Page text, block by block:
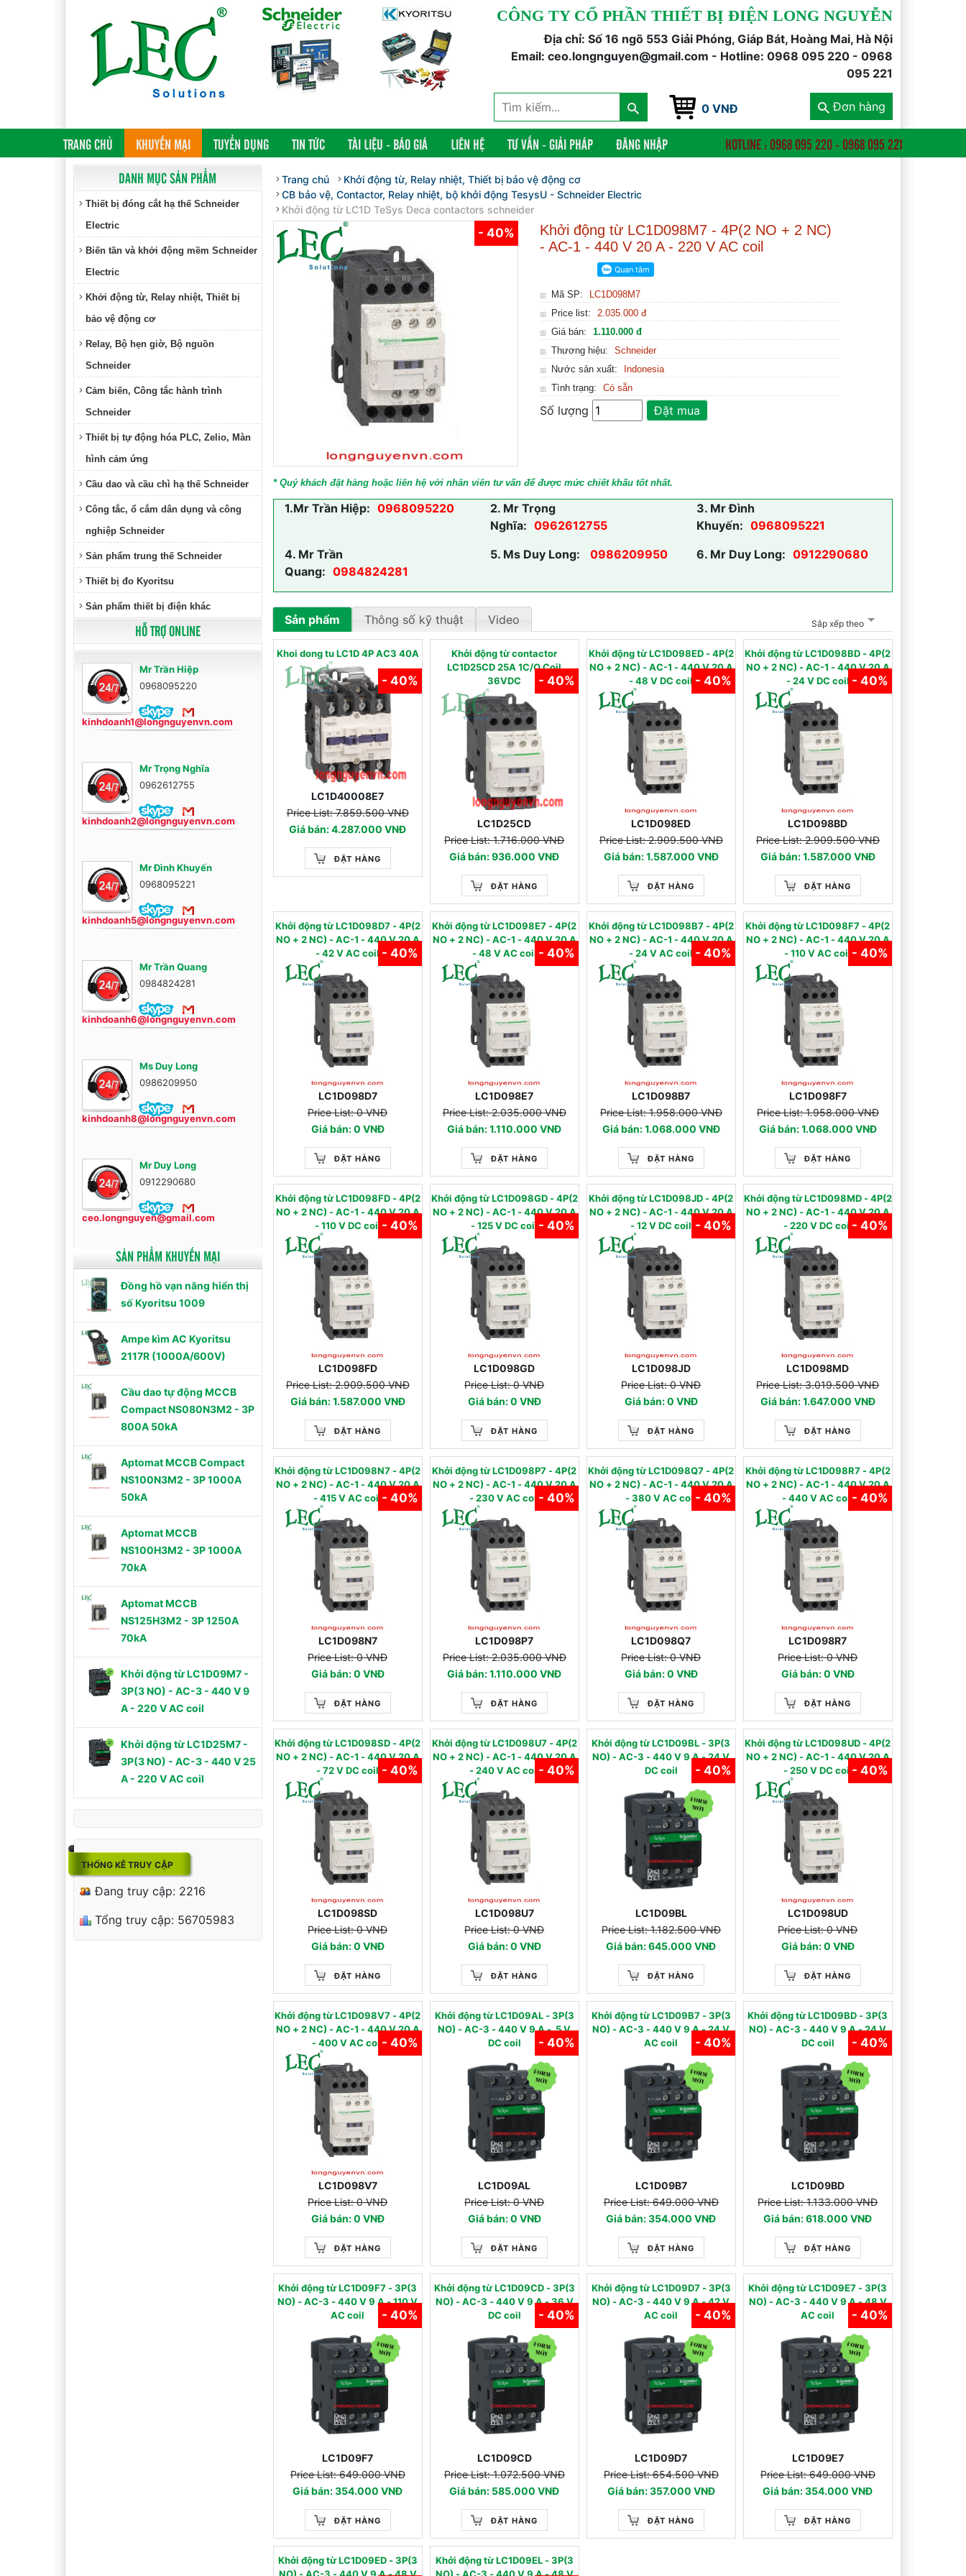
CÔNG TY CỔ PHẦN THIẾT BỊ ĐIỆN LONG NGUYỄN
Địa chỉ: Số 16 ngõ 553 Giải Phóng, Giáp Bát, Hoàng Mai, Hà Nội
Email: ceo.longnguyen@gmail.com - Hotline: 0968 095 220 - 0968
095 221
0 VNĐ Đơn hàng
TRANG CHỦ (CURRENT)
KHUYẾN MẠI TUYỂN DỤNG TIN TỨC TÀI LIỆU - BÁO GIÁ LIÊN HỆ TƯ VẤN - GIẢI PHÁP ĐĂNG NHẬP
HOTLINE : 0968 095 220 - 0968 095 221
DANH MỤC SẢN PHẨM
Thiết bị đóng cắt hạ thế Schneider
Electric
Biến tần và khởi động mềm Schneider
Electric
Khởi động từ, Relay nhiệt, Thiết bị
bảo vệ động cơ
Relay, Bộ hẹn giờ, Bộ nguồn
Schneider
Cảm biến, Công tắc hành trình
Schneider
Thiết bị tự động hóa PLC, Zelio, Màn
hình cảm ứng
Cầu dao và cầu chì hạ thế Schneider
Công tắc, ổ cắm dân dụng và công
nghiệp Schneider
Sản phẩm trung thế Schneider
Thiết bị đo Kyoritsu
Sản phẩm thiết bị điện khác
HỖ TRỢ ONLINE
Mr Trần Hiệp
0968095220
kinhdoanh1@longnguyenvn.com
Mr Trọng Nghĩa
0962612755
kinhdoanh2@longnguyenvn.com
Mr Đình Khuyến
0968095221
kinhdoanh5@longnguyenvn.com
Mr Trần Quang
0984824281
kinhdoanh6@longnguyenvn.com
Ms Duy Long
0986209950
kinhdoanh8@longnguyenvn.com
Mr Duy Long
0912290680
ceo.longnguyen@gmail.com
SẢN PHẨM KHUYẾN MẠI
Đồng hồ vạn năng hiển thị
số Kyoritsu 1009
Ampe kìm AC Kyoritsu
2117R (1000A/600V)
Cầu dao tự động MCCB
Compact NS080N3M2 - 3P
800A 50kA
Aptomat MCCB Compact
NS100N3M2 - 3P 1000A
50kA
Aptomat MCCB
NS100H3M2 - 3P 1000A
70kA
Aptomat MCCB
NS125H3M2 - 3P 1250A
70kA
Khởi động từ LC1D09M7 -
3P(3 NO) - AC-3 - 440 V 9
A - 220 V AC coil
Khởi động từ LC1D25M7 -
3P(3 NO) - AC-3 - 440 V 25
A - 220 V AC coil
THỐNG KÊ TRUY CẬP
Đang truy cập: 2216
Tổng truy cập: 56705983
Trang chủ
Khởi động từ, Relay nhiệt, Thiết bị bảo vệ động cơ
CB bảo vệ, Contactor, Relay nhiệt, bộ khởi động TesysU - Schneider Electric
Khởi động từ LC1D TeSys Deca contactors schneider
- 40%
Khởi động từ LC1D098M7 - 4P(2 NO + 2 NC)
- AC-1 - 440 V 20 A - 220 V AC coil
Mã SP:
LC1D098M7
Price list:
2.035.000 đ
Giá bán:
1.110.000 đ
Thương hiệu:
Schneider
Nước sản xuất:
Indonesia
Tình trạng:
Có sẵn
Số lượng Đặt mua
* Quý khách đặt hàng hoặc liên hệ với nhân viên tư vấn để được mức chiết khấu tốt nhất.
1.Mr Trần Hiệp: 0968095220 2. Mr Trọng
Nghĩa: 0962612755
3. Mr Đình
Khuyến: 0968095221
4.Mr Trần
Quang: 0984824281
5. Ms Duy Long: 0986209950 6. Mr Duy Long: 0912290680
Sản phẩm Thông số kỹ thuật Video Sắp xếp theo
Khoi dong tu LC1D 4P AC3 40A
LC1D40008E7
Price List: 7.859.500 VNĐ
Giá bán: 4.287.000 VNĐ
ĐẶT HÀNG
- 40%
Khởi động từ contactor
LC1D25CD 25A 1C/O Coil
36VDC
LC1D25CD
Price List: 1.716.000 VNĐ
Giá bán: 936.000 VNĐ
ĐẶT HÀNG
- 40%
Khởi động từ LC1D098ED - 4P(2
NO + 2 NC) - AC-1 - 440 V 20 A
- 48 V DC coil
LC1D098ED
Price List: 2.909.500 VNĐ
Giá bán: 1.587.000 VNĐ
ĐẶT HÀNG
- 40%
Khởi động từ LC1D098BD - 4P(2
NO + 2 NC) - AC-1 - 440 V 20 A
- 24 V DC coil
LC1D098BD
Price List: 2.909.500 VNĐ
Giá bán: 1.587.000 VNĐ
ĐẶT HÀNG
- 40%
Khởi động từ LC1D098D7 - 4P(2
NO + 2 NC) - AC-1 - 440 V 20 A
- 42 V AC coil
LC1D098D7
Price List: 0 VNĐ
Giá bán: 0 VNĐ
ĐẶT HÀNG
- 40%
Khởi động từ LC1D098E7 - 4P(2
NO + 2 NC) - AC-1 - 440 V 20 A
- 48 V AC coil
LC1D098E7
Price List: 2.035.000 VNĐ
Giá bán: 1.110.000 VNĐ
ĐẶT HÀNG
- 40%
Khởi động từ LC1D098B7 - 4P(2
NO + 2 NC) - AC-1 - 440 V 20 A
- 24 V AC coil
LC1D098B7
Price List: 1.958.000 VNĐ
Giá bán: 1.068.000 VNĐ
ĐẶT HÀNG
- 40%
Khởi động từ LC1D098F7 - 4P(2
NO + 2 NC) - AC-1 - 440 V 20 A
- 110 V AC coil
LC1D098F7
Price List: 1.958.000 VNĐ
Giá bán: 1.068.000 VNĐ
ĐẶT HÀNG
- 40%
Khởi động từ LC1D098FD - 4P(2
NO + 2 NC) - AC-1 - 440 V 20 A
- 110 V DC coil
LC1D098FD
Price List: 2.909.500 VNĐ
Giá bán: 1.587.000 VNĐ
ĐẶT HÀNG
- 40%
Khởi động từ LC1D098GD - 4P(2
NO + 2 NC) - AC-1 - 440 V 20 A
- 125 V DC coil
LC1D098GD
Price List: 0 VNĐ
Giá bán: 0 VNĐ
ĐẶT HÀNG
- 40%
Khởi động từ LC1D098JD - 4P(2
NO + 2 NC) - AC-1 - 440 V 20 A
- 12 V DC coil
LC1D098JD
Price List: 0 VNĐ
Giá bán: 0 VNĐ
ĐẶT HÀNG
- 40%
Khởi động từ LC1D098MD - 4P(2
NO + 2 NC) - AC-1 - 440 V 20 A
- 220 V DC coil
LC1D098MD
Price List: 3.019.500 VNĐ
Giá bán: 1.647.000 VNĐ
ĐẶT HÀNG
- 40%
Khởi động từ LC1D098N7 - 4P(2
NO + 2 NC) - AC-1 - 440 V 20 A
- 415 V AC coil
LC1D098N7
Price List: 0 VNĐ
Giá bán: 0 VNĐ
ĐẶT HÀNG
- 40%
Khởi động từ LC1D098P7 - 4P(2
NO + 2 NC) - AC-1 - 440 V 20 A
- 230 V AC coil
LC1D098P7
Price List: 2.035.000 VNĐ
Giá bán: 1.110.000 VNĐ
ĐẶT HÀNG
- 40%
Khởi động từ LC1D098Q7 - 4P(2
NO + 2 NC) - AC-1 - 440 V 20 A
- 380 V AC coil
LC1D098Q7
Price List: 0 VNĐ
Giá bán: 0 VNĐ
ĐẶT HÀNG
- 40%
Khởi động từ LC1D098R7 - 4P(2
NO + 2 NC) - AC-1 - 440 V 20 A
- 440 V AC coil
LC1D098R7
Price List: 0 VNĐ
Giá bán: 0 VNĐ
ĐẶT HÀNG
- 40%
Khởi động từ LC1D098SD - 4P(2
NO + 2 NC) - AC-1 - 440 V 20 A
- 72 V DC coil
LC1D098SD
Price List: 0 VNĐ
Giá bán: 0 VNĐ
ĐẶT HÀNG
- 40%
Khởi động từ LC1D098U7 - 4P(2
NO + 2 NC) - AC-1 - 440 V 20 A
- 240 V AC coil
LC1D098U7
Price List: 0 VNĐ
Giá bán: 0 VNĐ
ĐẶT HÀNG
- 40%
Khởi động từ LC1D09BL - 3P(3
NO) - AC-3 - 440 V 9 A - 24 V
DC coil
LC1D09BL
Price List: 1.182.500 VNĐ
Giá bán: 645.000 VNĐ
ĐẶT HÀNG
- 40%
Khởi động từ LC1D098UD - 4P(2
NO + 2 NC) - AC-1 - 440 V 20 A
- 250 V DC coil
LC1D098UD
Price List: 0 VNĐ
Giá bán: 0 VNĐ
ĐẶT HÀNG
- 40%
Khởi động từ LC1D098V7 - 4P(2
NO + 2 NC) - AC-1 - 440 V 20 A
- 400 V AC coil
LC1D098V7
Price List: 0 VNĐ
Giá bán: 0 VNĐ
ĐẶT HÀNG
- 40%
Khởi động từ LC1D09AL - 3P(3
NO) - AC-3 - 440 V 9 A - 5 V
DC coil
LC1D09AL
Price List: 0 VNĐ
Giá bán: 0 VNĐ
ĐẶT HÀNG
- 40%
Khởi động từ LC1D09B7 - 3P(3
NO) - AC-3 - 440 V 9 A - 24 V
AC coil
LC1D09B7
Price List: 649.000 VNĐ
Giá bán: 354.000 VNĐ
ĐẶT HÀNG
- 40%
Khởi động từ LC1D09BD - 3P(3
NO) - AC-3 - 440 V 9 A - 24 V
DC coil
LC1D09BD
Price List: 1.133.000 VNĐ
Giá bán: 618.000 VNĐ
ĐẶT HÀNG
- 40%
Khởi động từ LC1D09F7 - 3P(3
NO) - AC-3 - 440 V 9 A - 110 V
AC coil
LC1D09F7
Price List: 649.000 VNĐ
Giá bán: 354.000 VNĐ
ĐẶT HÀNG
- 40%
Khởi động từ LC1D09CD - 3P(3
NO) - AC-3 - 440 V 9 A - 36 V
DC coil
LC1D09CD
Price List: 1.072.500 VNĐ
Giá bán: 585.000 VNĐ
ĐẶT HÀNG
- 40%
Khởi động từ LC1D09D7 - 3P(3
NO) - AC-3 - 440 V 9 A - 42 V
AC coil
LC1D09D7
Price List: 654.500 VNĐ
Giá bán: 357.000 VNĐ
ĐẶT HÀNG
- 40%
Khởi động từ LC1D09E7 - 3P(3
NO) - AC-3 - 440 V 9 A - 48 V
AC coil
LC1D09E7
Price List: 649.000 VNĐ
Giá bán: 354.000 VNĐ
ĐẶT HÀNG
- 40%
Khởi động từ LC1D09ED - 3P(3
Khởi động từ LC1D09EL - 3P(3